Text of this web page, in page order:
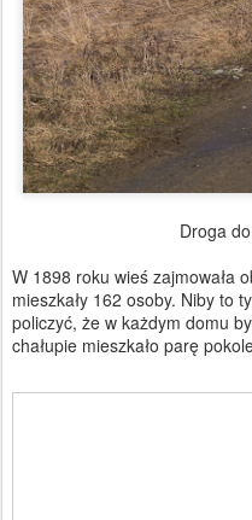
Droga
W 1898 roku wieś zajmowała
mieszkały 162 osoby. Niby to
policzyć, że w każdym domu
chałupie mieszkało parę